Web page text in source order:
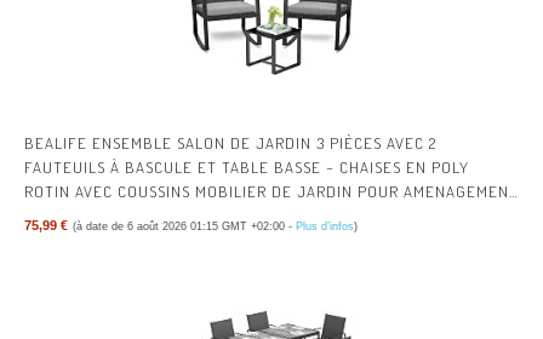
BEALIFE ENSEMBLE SALON DE JARDIN 3 PIÈCES AVEC 2
FAUTEUILS À BASCULE ET TABLE BASSE – CHAISES EN POLY
ROTIN AVEC COUSSINS MOBILIER DE JARDIN POUR AMENAGEMENT
75,99 € (à date de 6 août 2026 01:15 GMT +02:00 - Plus d’infos)